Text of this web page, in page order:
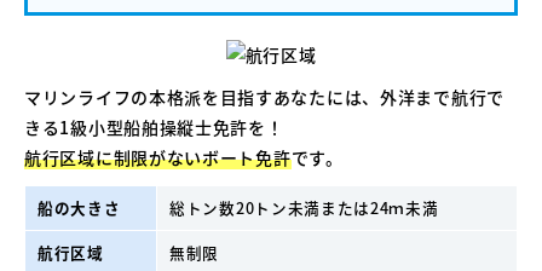
マリンライフの本格派を目指すあなたには、外洋まで航行で
きる1級小型船舶操縦士免許を！
航行区域に制限がないボート免許です。
船の大きさ
総トン数20トン未満または24ｍ未満
航行区域
無制限